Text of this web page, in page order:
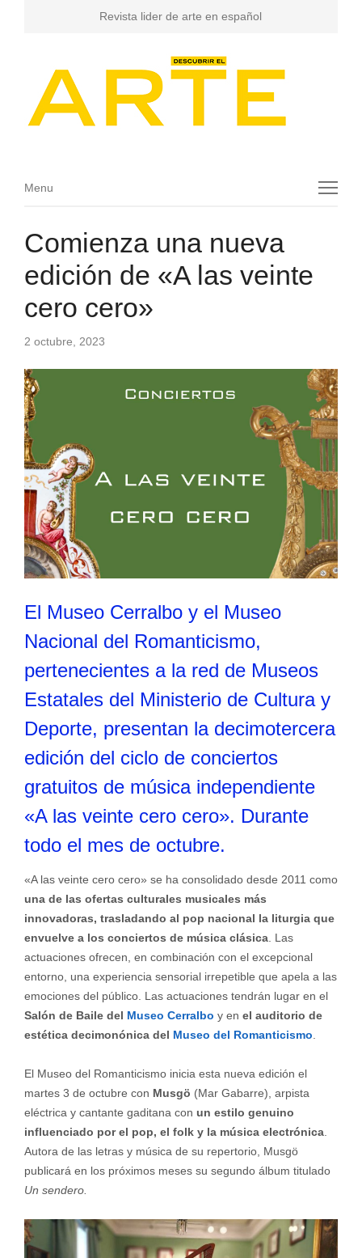
Revista lider de arte en español
Menu
Menu
Comienza una nueva
edición de «A las veinte
cero cero»
2 octubre, 2023
El Museo Cerralbo y el Museo
Nacional del Romanticismo,
pertenecientes a la red de Museos
Estatales del Ministerio de Cultura y
Deporte, presentan la decimotercera
edición del ciclo de conciertos
gratuitos de música independiente
«A las veinte cero cero». Durante
todo el mes de octubre.
«A las veinte cero cero» se ha consolidado desde 2011 como
una de las ofertas culturales musicales más
innovadoras, trasladando al pop nacional la liturgia que
envuelve a los conciertos de música clásica. Las
actuaciones ofrecen, en combinación con el excepcional
entorno, una experiencia sensorial irrepetible que apela a las
emociones del público. Las actuaciones tendrán lugar en el
Salón de Baile del Museo Cerralbo y en el auditorio de
estética decimonónica del Museo del Romanticismo
El Museo del Romanticismo inicia esta nueva edición el
martes 3 de octubre con Musgö (Mar Gabarre), arpista
eléctrica y cantante gaditana con un estilo genuino
influenciado por el pop, el folk y la música electrónica.
Autora de las letras y música de su repertorio, Musgö
publicará en los próximos meses su segundo álbum titulado
Un sendero.